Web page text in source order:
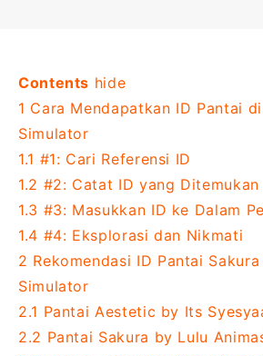
Contents hide
1 Cara Mendapatkan ID Pantai
Simulator
1.1 #1: Cari Referensi ID
1.2 #2: Catat ID yang Ditemukan
1.3 #3: Masukkan ID ke Dalam
1.4 #4: Eksplorasi dan Nikmati
2 Rekomendasi ID Pantai
Simulator
2.1 Pantai Aestetic by Its
2.2 Pantai Sakura by Lulu